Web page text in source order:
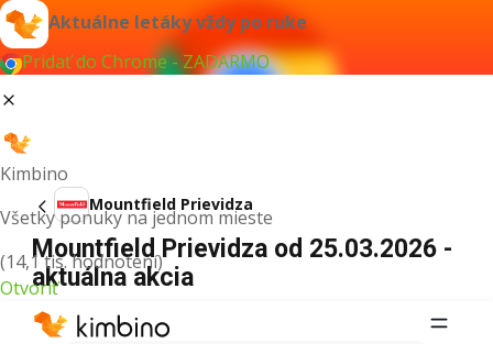
Aktuálne letáky vždy po ruke
Pridať do Chrome - ZADARMO
Kimbino
Všetky ponuky na jednom mieste
(14,1 tis. hodnotení)
Otvoriť
Mountfield Prievidza
Mountfield Prievidza od 25.03.2026 -
aktuálna akcia